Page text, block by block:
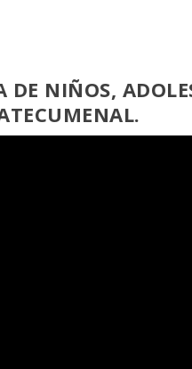
NIÑOS,